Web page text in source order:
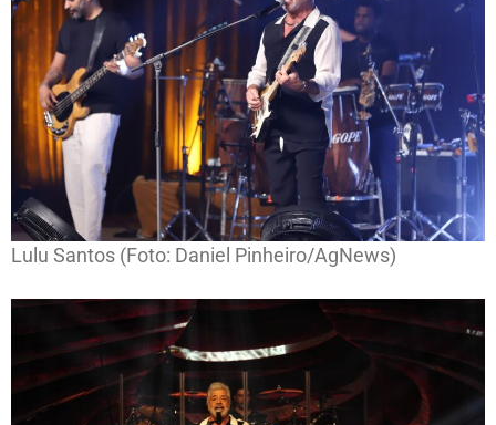
Lulu Santos (Foto: Daniel Pinheiro/AgNews)